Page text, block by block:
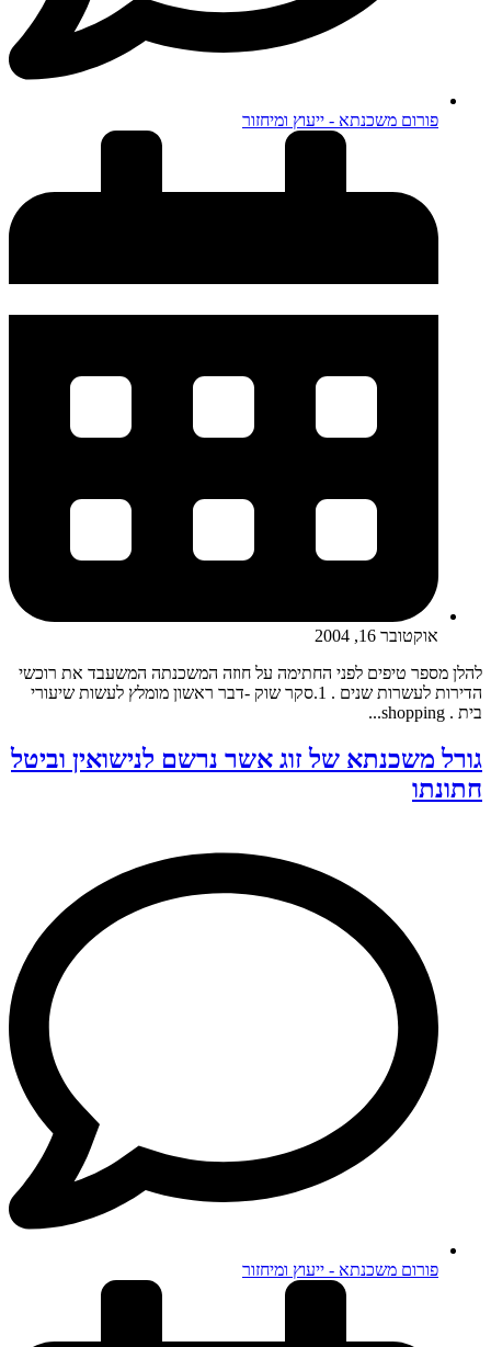
פורום משכנתא - ייעוץ ומיחזור
אוקטובר 16, 2004
להלן מספר טיפים לפני החתימה על חוזה המשכנתה המשעבד את רוכשי
הדירות לעשרות שנים . 1.סקר שוק -דבר ראשון מומלץ לעשות שיעורי
בית . shopping...
גורל משכנתא של זוג אשר נרשם לנישואין וביטל
חתונתו
פורום משכנתא - ייעוץ ומיחזור